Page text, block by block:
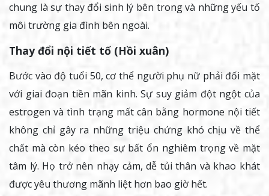
chung là sự thay đổi sinh lý bên trong và những yếu tố
môi trường gia đình bên ngoài.
Thay đổi nội tiết tố (Hồi xuân)
Bước vào độ tuổi 50, cơ thể người phụ nữ phải đối mặt
với giai đoạn tiền mãn kinh. Sự suy giảm đột ngột của
estrogen và tình trạng mất cân bằng hormone nội tiết
không chỉ gây ra những triệu chứng khó chịu về thể
chất mà còn kéo theo sự bất ổn nghiêm trọng về mặt
tâm lý. Họ trở nên nhạy cảm, dễ tủi thân và khao khát
được yêu thương mãnh liệt hơn bao giờ hết.